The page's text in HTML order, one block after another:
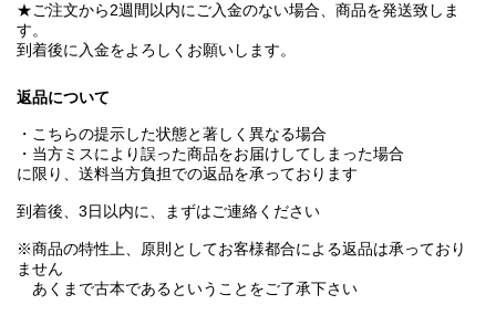
★ご注文から2週間以内にご入金のない場合、商品を発送致しま
す。
到着後に入金をよろしくお願いします。
返品について
・こちらの提示した状態と著しく異なる場合
・当方ミスにより誤った商品をお届けしてしまった場合
に限り、送料当方負担での返品を承っております
到着後、3日以内に、まずはご連絡ください
※商品の特性上、原則としてお客様都合による返品は承っており
ません
あくまで古本であるということをご了承下さい